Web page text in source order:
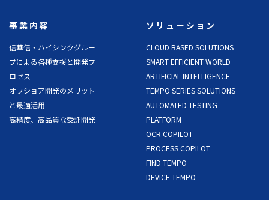
事業内容
信華信・ハイシンクグルー
プによる各種支援と開発プ
ロセス
オフショア開発のメリット
と最適活用
高精度、高品質な受託開発
ソリューション
CLOUD BASED SOLUTIONS
SMART EFFICIENT WORLD
ARTIFICIAL INTELLIGENCE
TEMPO SERIES SOLUTIONS
AUTOMATED TESTING
PLATFORM
OCR COPILOT
PROCESS COPILOT
FIND TEMPO
DEVICE TEMPO